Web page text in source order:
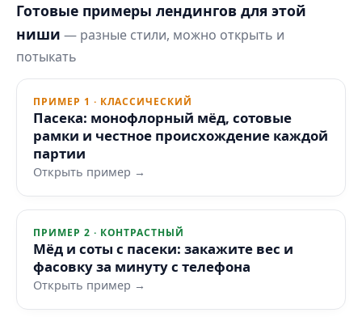
Готовые примеры лендингов для этой
ниши — разные стили, можно открыть и
потыкать
ПРИМЕР 1 · КЛАССИЧЕСКИЙ
Пасека: монофлорный мёд, сотовые
рамки и честное происхождение каждой
партии
Открыть пример →
ПРИМЕР 2 · КОНТРАСТНЫЙ
Мёд и соты с пасеки: закажите вес и
фасовку за минуту с телефона
Открыть пример →